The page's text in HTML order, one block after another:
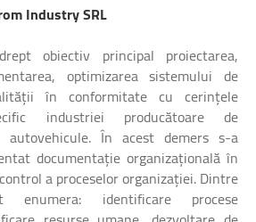
Industry SRL
obiectiv principal proiectarea,
optimizarea sistemului de
în conformitate cu cerințele
industriei producătoare de
autovehicule. În acest demers s-a
documentație organizațională în
a proceselor organizației. Dintre
identificare procese